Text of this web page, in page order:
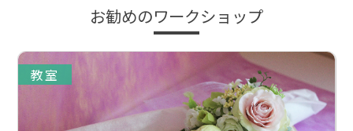
お勧めのワークショップ
教室